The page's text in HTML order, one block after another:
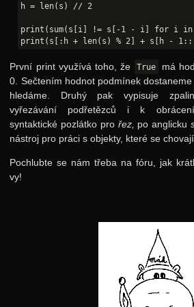
h = len(s) // 2
print(sum(s[i] != s[-1 - i] for i in
První print využívá toho, že True má
0. Sečtením hodnot podmínek
hledáme. Druhý pak vypisuje
vyřezávání podřetězců i k
syntaktické pozlátko pro řez, po anglicku
nástroj pro práci s objekty, které se
Pochlubte se nám třeba na fóru, jak
vy!